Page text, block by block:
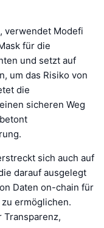
verwendet Modefi
für die
und setzt auf
um das Risiko von
die
sicheren Weg
sich auch auf
darauf ausgelegt
Daten on-chain für
ermöglichen.